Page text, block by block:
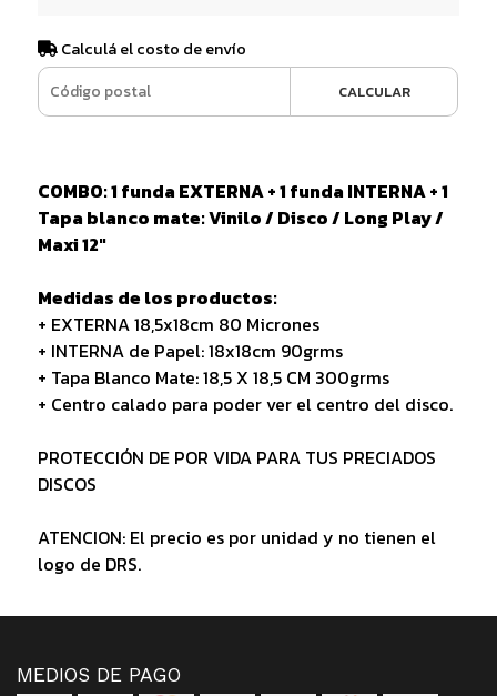
Calculá el costo de envío
CALCULAR
COMBO: 1 funda EXTERNA + 1 funda INTERNA + 1
Tapa blanco mate: Vinilo / Disco / Long Play /
Maxi 12"
Medidas de los productos:
+ EXTERNA 18,5x18cm 80 Micrones
+ INTERNA de Papel: 18x18cm 90grms
+ Tapa Blanco Mate: 18,5 X 18,5 CM 300grms
+ Centro calado para poder ver el centro del disco.
PROTECCIÓN DE POR VIDA PARA TUS PRECIADOS
DISCOS
ATENCION: El precio es por unidad y no tienen el
logo de DRS.
MEDIOS DE PAGO